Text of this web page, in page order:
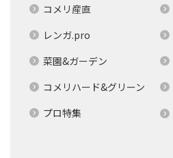
コメリ産直
レンガ.pro
菜園&ガーデン
コメリハード&グリーン
プロ特集